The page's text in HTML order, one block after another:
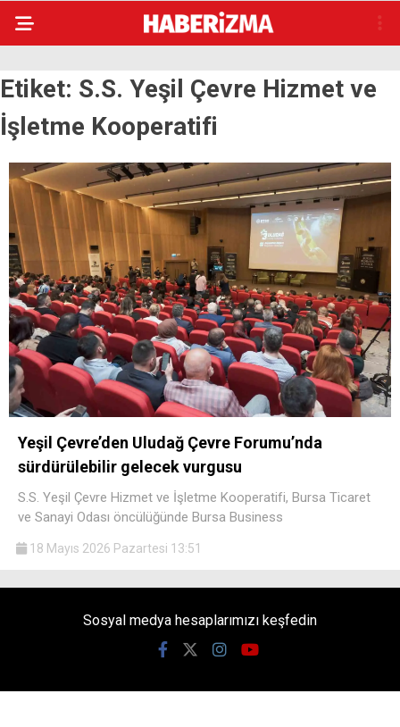
Etiket: S.S. Yeşil Çevre Hizmet ve
İşletme Kooperatifi
Yeşil Çevre’den Uludağ Çevre Forumu’nda
sürdürülebilir gelecek vurgusu
S.S. Yeşil Çevre Hizmet ve İşletme Kooperatifi, Bursa Ticaret
ve Sanayi Odası öncülüğünde Bursa Business
18 Mayıs 2026 Pazartesi 13:51
Sosyal medya hesaplarımızı keşfedin